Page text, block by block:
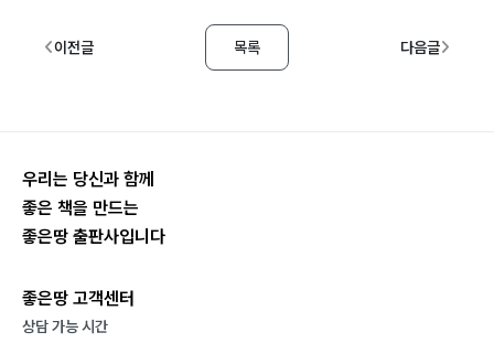
이전글 목록 다음글
우리는 당신과 함께
좋은 책을 만드는
좋은땅 출판사입니다
좋은땅 고객센터
상담 가능 시간